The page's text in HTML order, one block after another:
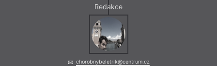
Redakce
chorobnybeletrik@centrum.cz